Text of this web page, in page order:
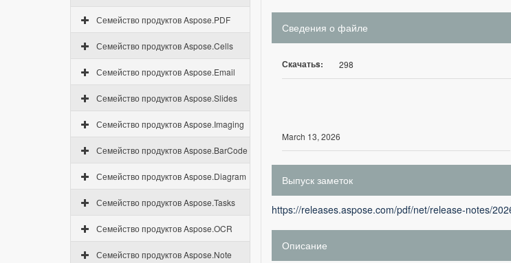
Семейство продуктов Aspose.PDF
Семейство продуктов Aspose.Cells
Семейство продуктов Aspose.Email
Семейство продуктов Aspose.Slides
Семейство продуктов Aspose.Imaging
Семейство продуктов Aspose.BarCode
Семейство продуктов Aspose.Diagram
Семейство продуктов Aspose.Tasks
Семейство продуктов Aspose.OCR
Семейство продуктов Aspose.Note
Сведения о файле
Скачатьs: 298
March 13, 2026
Выпуск заметок
https://releases.aspose.com/pdf/net/release-notes/
Описание